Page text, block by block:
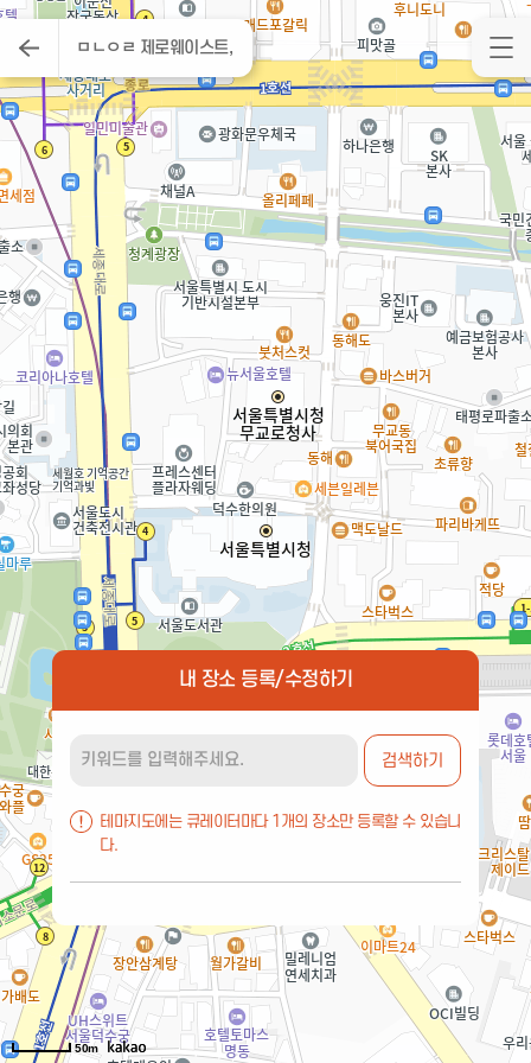
ㅁㄴㅇㄹ 제로웨이스트,
50m
내 장소 등록/수정하기
검색하기
테마지도에는 큐레이터마다 1개의 장소만 등록할 수 있습니
다.